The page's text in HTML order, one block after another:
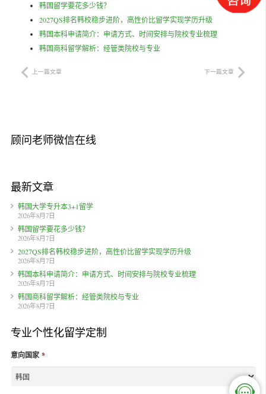
韩国留学要花多少钱？
2027QS排名韩校稳步进阶，高性价比留学实现学历升级
韩国本科申请简介：申请方式、时间安排与院校专业梳理
韩国商科留学解析：经管类院校与专业
上一篇文章 下一篇文章
顾问老师微信在线
最新文章
韩国大学专升本3+1留学
2026年8月7日
韩国留学要花多少钱？
2026年8月7日
2027QS排名韩校稳步进阶，高性价比留学实现学历升级
2026年8月7日
韩国本科申请简介：申请方式、时间安排与院校专业梳理
2026年8月7日
韩国商科留学解析：经管类院校与专业
2026年8月7日
专业个性化留学定制
意向国家 *